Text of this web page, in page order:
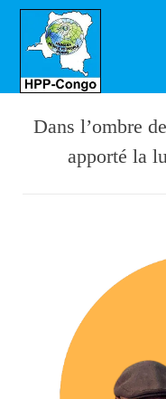
Dans l’ombre
apporté la